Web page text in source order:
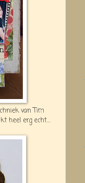
van Tim
heel erg echt....